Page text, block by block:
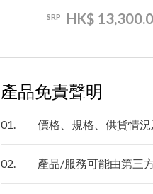
SRP HK$
產品免責聲明
01. 價格、規格、供貨情
02. 產品/服務可能由第三